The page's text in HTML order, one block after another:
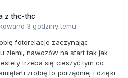
z thc-thc
3 godziny temu
fotorelacje zaczynając
ziemi, nawozów na start tak jak
trzeba się cieszyć tym co
i zrobię to porządniej i dzięki